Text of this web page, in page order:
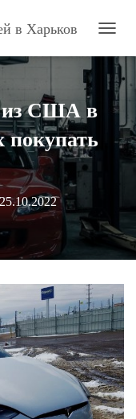
в Харьков
Е
Е
А
А
Ц
И
Ю
из США в
покупать